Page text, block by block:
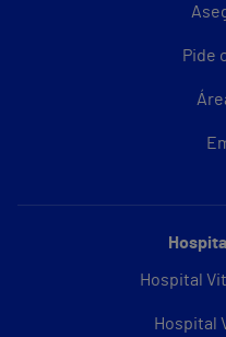
Pide
Hospital
Hospital